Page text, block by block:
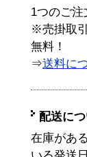
1つのご注
※売掛取
無料！
⇒送料に
配送に
在庫があ